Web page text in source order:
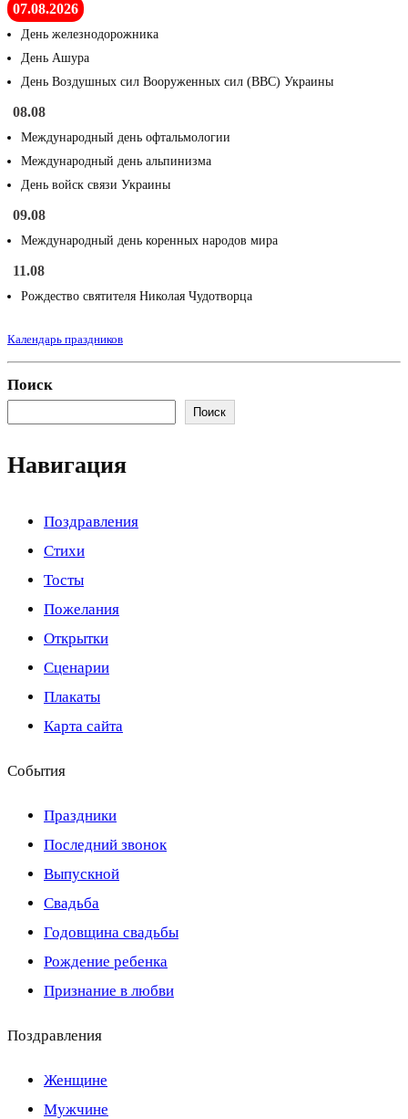
07.08.2026
День железнодорожника
День Ашура
День Воздушных сил Вооруженных сил (ВВС) Украины
08.08
Международный день офтальмологии
Международный день альпинизма
День войск связи Украины
09.08
Международный день коренных народов мира
11.08
Рождество святителя Николая Чудотворца
Календарь праздников
Поиск
Поиск
Навигация
Поздравления
Стихи
Тосты
Пожелания
Открытки
Сценарии
Плакаты
Карта сайта
События
Праздники
Последний звонок
Выпускной
Свадьба
Годовщина свадьбы
Рождение ребенка
Признание в любви
Поздравления
Женщине
Мужчине